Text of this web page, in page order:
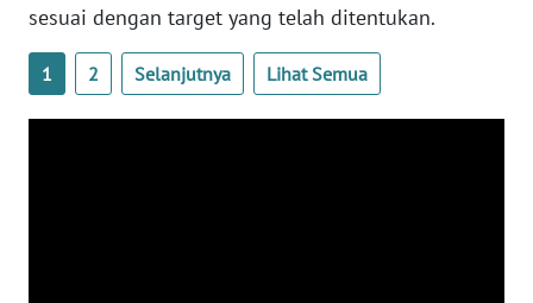
sesuai dengan target yang telah ditentukan.
1 2 Selanjutnya Lihat Semua
LAMPUNG